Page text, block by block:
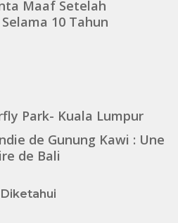
Maaf Setelah
10 Tahun
Park- Kuala Lumpur
de Gunung Kawi : Une
de Bali